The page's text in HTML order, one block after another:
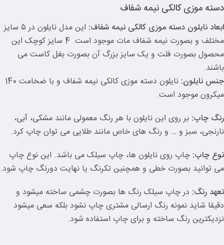
دسته موزی کالکی نیمه شفاف
ابعاد نایلون دسته موزی کالکی نیمه شفاف:
این مدل نایلون در ۵ سایز
مختلف و بصورت نیمه شفاف مات موجود است. 4 سایز کوچک این
محصول بصورت فلت و یک سایز بزرگ آن بصورت بغل کاست می
باشند.
جنس نایلون:
نایلون دسته موزی کالکی نیمه شفاف و با ضخامت 140
میکرون موجود است.
رنگ چاپ: بر روی این نایلون با هر رنگ معمولی مانند مشکی، آبی،
نارنجی، سبز و … و رنگ های خاص مانند طلایی می توان چاپ کرد.
نوع چاپ: چاپ روی نایلون ها، چاپ سیلک می باشد. این نوع چاپ
می توانید بصورت خطی و همچنین تکرنگ یا نهایت دورنگ چاپ شود.
تعهد رنگ: در چاپ سیلک رنگ ها بصورت چشمی ساخته میشود و
دقیقا شاید نمونه رنگ ارسالی مشتری چاپ نشود بلکه سعی میشود
نزدیکترین رنگ ساخته و برای چاپ استفاده شود.